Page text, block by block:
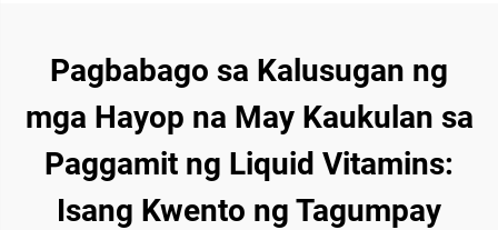
Pagbabago sa Kalusugan ng
mga Hayop na May Kaukulan sa
Paggamit ng Liquid Vitamins:
Isang Kwento ng Tagumpay